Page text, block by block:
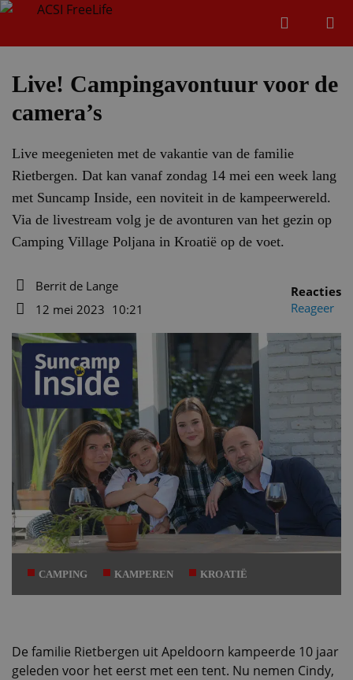
Zoeken
Live! Campingavontuur voor de
camera’s
Live meegenieten met de vakantie van de familie
Rietbergen. Dat kan vanaf zondag 14 mei een week lang
met Suncamp Inside, een noviteit in de kampeerwereld.
Via de livestream volg je de avonturen van het gezin op
Camping Village Poljana in Kroatië op de voet.
Auteur
Berrit de Lange
12 mei 2023 10:21
Reacties
Reageer
CAMPING KAMPEREN KROATIË
De familie Rietbergen uit Apeldoorn kampeerde 10 jaar
geleden voor het eerst met een tent. Nu nemen Cindy,